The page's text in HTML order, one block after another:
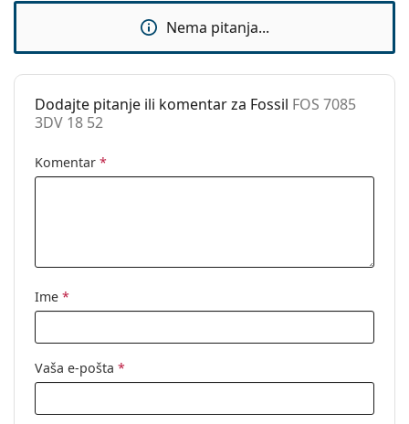
Ne
Dodaci
Kutijica:
čišćenje:
Kategorija:
Dioptrijske naočale
Marka:
Nema pitanja...
Dodajte pitanje ili komentar za Fossil FOS 7085
3DV 18 52
Komentar *
Ime *
Vaša e-pošta *